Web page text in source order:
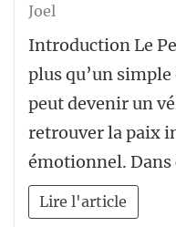
Joel
Introduction Le
plus qu’un
peut devenir un
retrouver la paix
émotionnel. Dans
Lire l'article